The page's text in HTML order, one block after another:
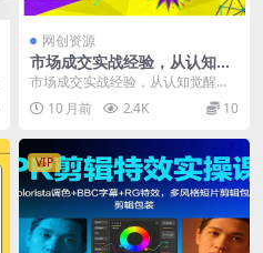
网创资源
市场成交实战经验，从认知觉
醒到实操落地，快速掌握市场
开拓与成交核心能力
市场成交实战经验，从认知觉醒到
实操落地，快速掌握市场开拓与成
交核心能力 课程介绍...
10 月前 2.4K 10
VIP